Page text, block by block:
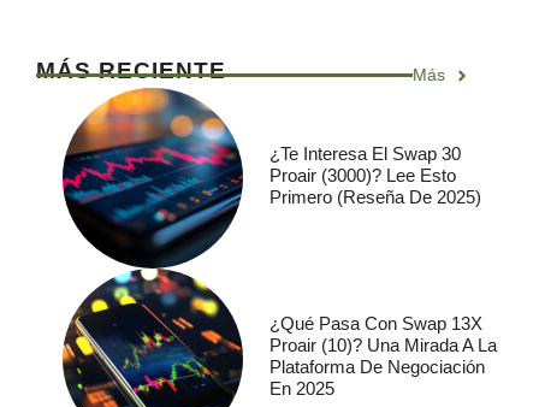
MÁS RECIENTE Más
¿Te Interesa El Swap 30
Proair (3000)? Lee Esto
Primero (Reseña De 2025)
¿Qué Pasa Con Swap 13X
Proair (10)? Una Mirada A La
Plataforma De Negociación
En 2025